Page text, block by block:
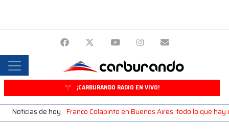
¡CARBURANDO RADIO EN VIVO!
Noticias de hoy Franco Colapinto en Buenos Aires: todo lo que